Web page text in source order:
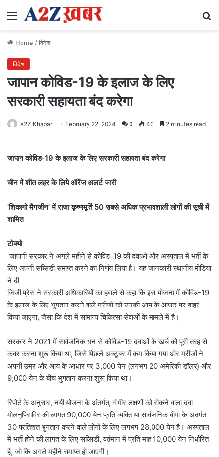
Menu
Home /विदेश
विदेश
जापान कोविड-19 के इलाज के लिए
सरकारी सहायता बंद करेगा
A2Z Khabar February 22, 2024 0 40 2 minutes read
जापान कोविड-19 के इलाज के लिए सरकारी सहायता बंद करेगा
चीन में शीत लहर के लिये ऑरेंज अलर्ट जारी
'शिकागो मैगजीन' में राजा कृष्णमूर्ति 50 सबसे अधिक प्रभावशाली लोगों की सूची में
शामिल
टोक्यो
जापानी सरकार ने अगले महीने से कोविड-19 की दवाओं और अस्पताल में भर्ती के
लिए अपनी सब्सिडी समाप्त करने का निर्णय लिया है। यह जानकारी स्थानीय मीडिया
ने दी।
जिजी प्रेस ने सरकारी अधिकारियों का हवाले से कहा कि इस योजना में कोविड-19
के इलाज के लिए भुगतान करने वाले मरीजों को उनकी आय के आधार पर बाहर
किया जाएगा, जैसा कि देश में सामान्य चिकित्सा सेवाओं के मामले में है।
सरकार ने 2021 में सार्वजनिक धन से कोविड-19 दवाओं के खर्च को पूरी तरह से
कवर करना शुरू किया था, जिसे पिछले अक्टूबर में कम किया गया और मरीजों ने
अपनी उम्र और आय के आधार पर 3,000 येन (लगभग 20 अमेरिकी डॉलर) और
9,000 येन के बीच भुगतान करना शुरू किया था।
रिपोर्ट के अनुसार, नयी योजना के अंतर्गत, गंभीर लक्षणों को रोकने वाला दवा
मोलनुपिराविर की लागत 90,000 येन प्रति व्यक्ति या सार्वजनिक बीमा के अंतर्गत
30 प्रतिशत भुगतान करने वाले लोगों के लिए लगभग 28,000 येन है। अस्पताल
में भर्ती होने की लागत के लिए सब्सिडी, वर्तमान में प्रति माह 10,000 येन निर्धारित
है, जो कि अगले महीने समाप्त हो जाएगी।